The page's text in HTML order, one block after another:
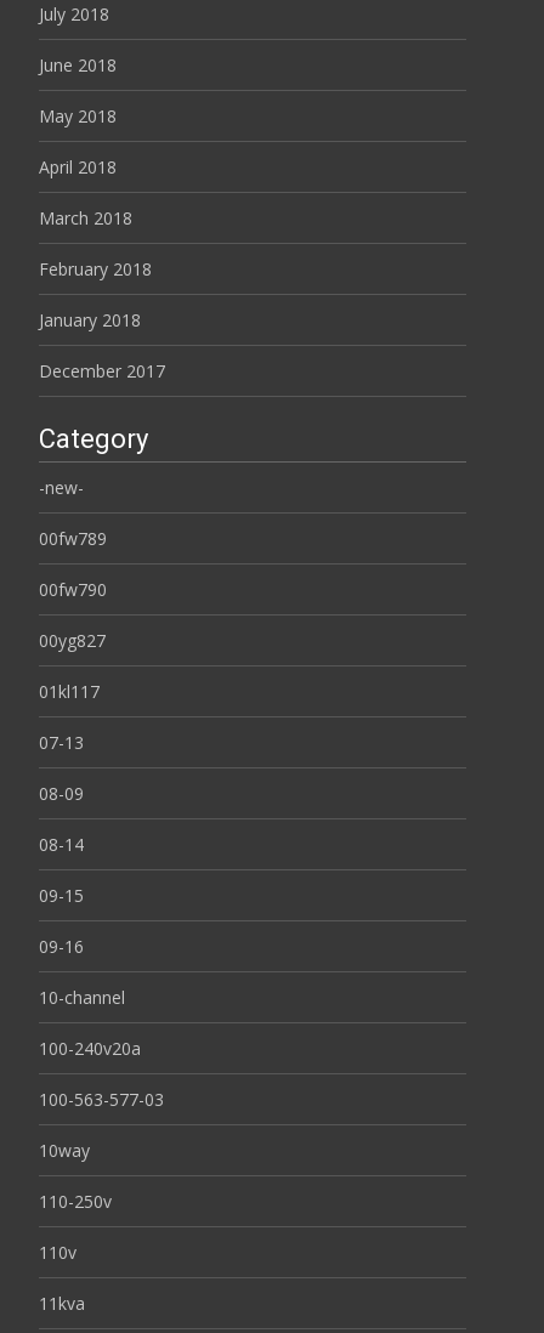
July 2018
June 2018
May 2018
April 2018
March 2018
February 2018
January 2018
December 2017
Category
-new-
00fw789
00fw790
00yg827
01kl117
07-13
08-09
08-14
09-15
09-16
10-channel
100-240v20a
100-563-577-03
10way
110-250v
110v
11kva